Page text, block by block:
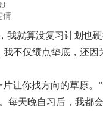
倩
就算没复习计划也
不仅绩点垫底，还因
你找方向的草原。
天晚自习后，我都